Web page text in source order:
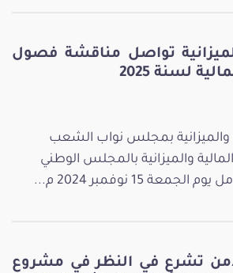
تواصل مناقشة فصول
لسنة 2025
والميزانية بمجلس نواب الشعب
والميزانية بالمجلس الوطني
15 نوفمبر 2024 م...
تشرع في النظر في مشروع